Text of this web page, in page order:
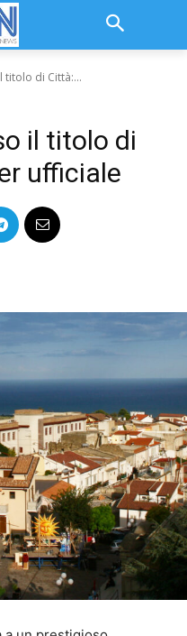
titolo di Città:...
il titolo di
ufficiale